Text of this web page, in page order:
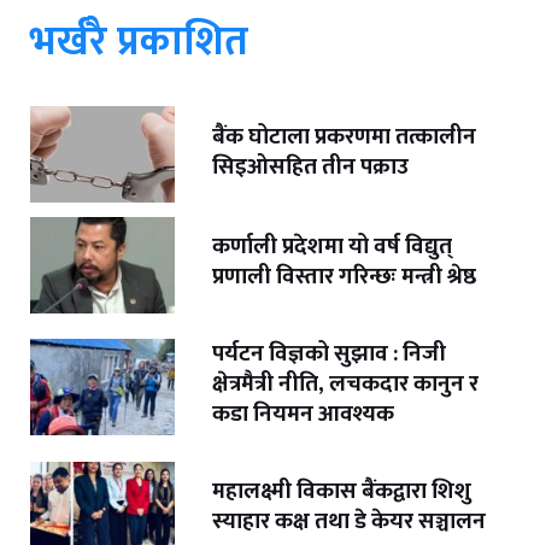
भर्खरै प्रकाशित
बैंक घोटाला प्रकरणमा तत्कालीन
सिइओसहित तीन पक्राउ
कर्णाली प्रदेशमा यो वर्ष विद्युत्
प्रणाली विस्तार गरिन्छः मन्त्री श्रेष्ठ
पर्यटन विज्ञको सुझाव : निजी
क्षेत्रमैत्री नीति, लचकदार कानुन र
कडा नियमन आवश्यक
महालक्ष्मी विकास बैंकद्वारा शिशु
स्याहार कक्ष तथा डे केयर सञ्चालन